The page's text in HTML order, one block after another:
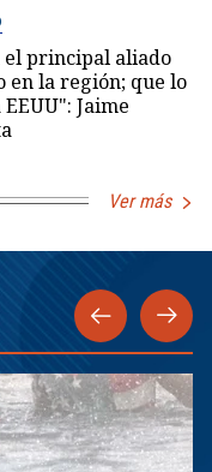
el principal aliado
en la región; que lo
Jaime
Ver más